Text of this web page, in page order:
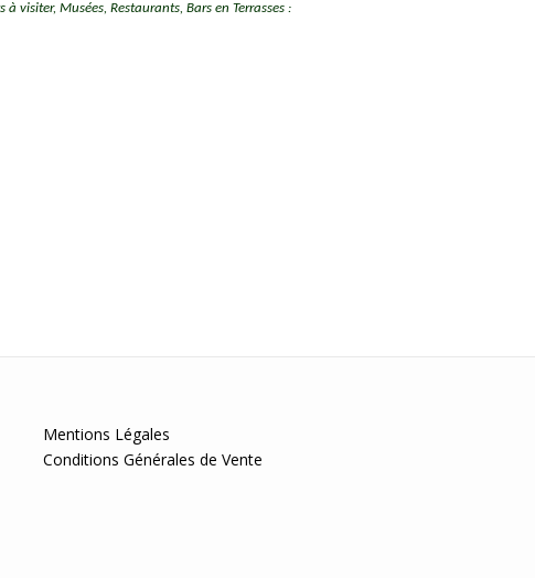
visiter, Musées, Restaurants, Bars en Terrasses :
Mentions Légales
Conditions Générales de Vente